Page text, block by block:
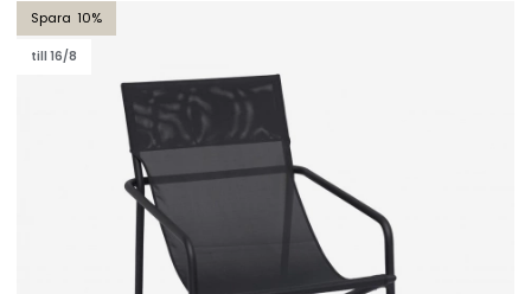
10
till 16/8
Sandholma solstol - mörkgrå